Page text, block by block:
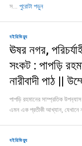
স... পুরোটা পড়ুন
বইরিভিয়্যু
ঊষর নগর,
সংকট : পাপড়ি
নারীবাদী পাঠ ||
পাপড়ি রহমানের সাম্প্রতিক
এমন এক প্রতীকী আখ্যান, যেখানে
বইরিভিয়্যু